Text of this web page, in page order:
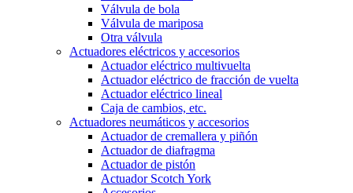
Válvula de bola
Válvula de mariposa
Otra válvula
Actuadores eléctricos y accesorios
Actuador eléctrico multivuelta
Actuador eléctrico de fracción de vuelta
Actuador eléctrico lineal
Caja de cambios, etc.
Actuadores neumáticos y accesorios
Actuador de cremallera y piñón
Actuador de diafragma
Actuador de pistón
Actuador Scotch York